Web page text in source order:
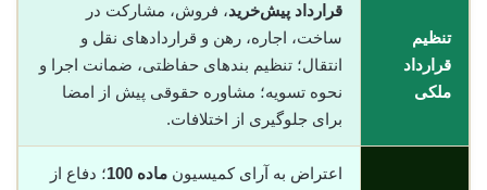
تنظیم
قرارداد
ملکی
قرارداد پیش‌خرید، فروش، مشارکت در
ساخت، اجاره، رهن و قراردادهای نقل و
انتقال؛ تنظیم بندهای حفاظتی، ضمانت اجرا و
نحوه تسویه؛ مشاوره حقوقی پیش از امضا
برای جلوگیری از اختلافات.
اعتراض به آرای کمیسیون ماده 100
؛ دفاع از